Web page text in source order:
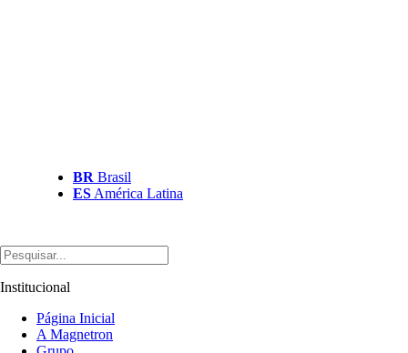
BR Brasil
ES América Latina
Institucional
Página Inicial
A Magnetron